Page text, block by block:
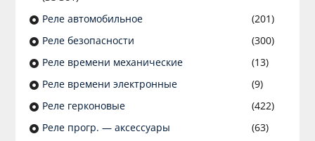
Реле автомобильное
(201)
Реле безопасности
(300)
Реле времени механические
(13)
Реле времени электронные
(9)
Реле герконовые
(422)
Реле прогр. — аксессуары
(63)